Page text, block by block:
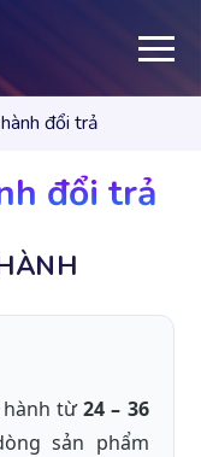
đổi trả
đổi trả
hành từ24 – 36
sản phẩm